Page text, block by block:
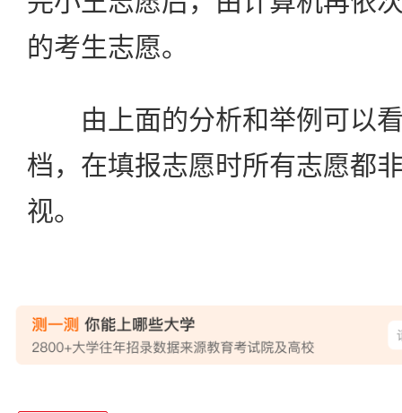
的考生志愿。
由上面的分析和举例可以看
档，在填报志愿时所有志愿都
视。